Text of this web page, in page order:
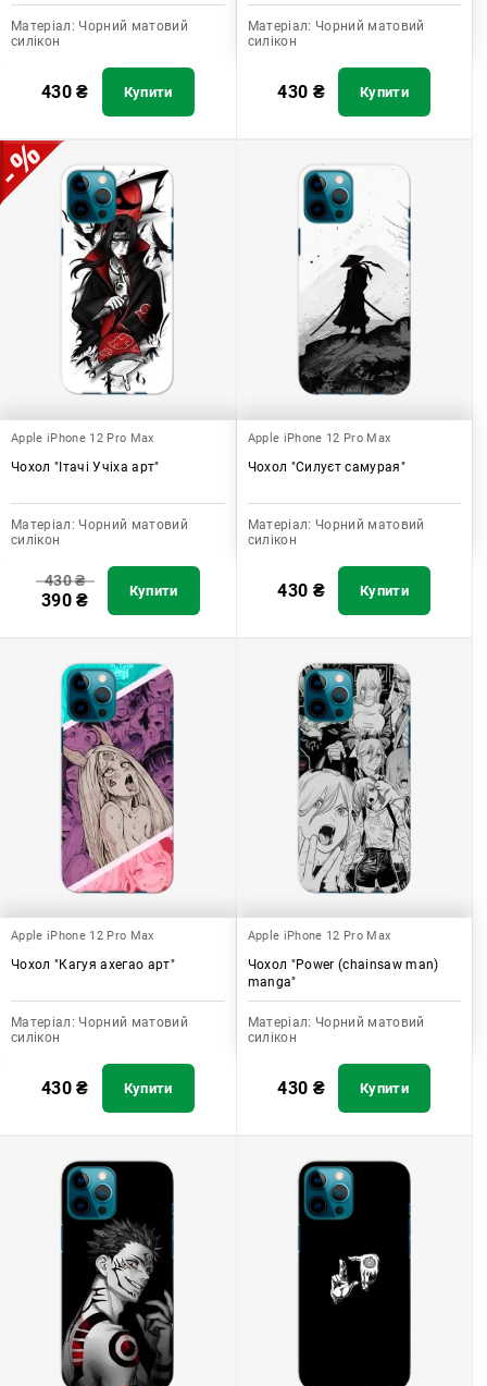
Матеріал: Чорний матовий
силікон
430₴ Купити
Матеріал: Чорний матовий
силікон
430 ₴ Купити
Apple iPhone 12 Pro Max
Чохол "Ітачі Учіха арт"
Матеріал: Чорний матовий
силікон
430₴
390₴ Купити
Apple iPhone 12 Pro Max
Чохол "Силуєт самурая"
Матеріал: Чорний матовий
силікон
430 ₴ Купити
Apple iPhone 12 Pro Max
Чохол "Кагуя ахегао арт"
Матеріал: Чорний матовий
силікон
430₴ Купити
Apple iPhone 12 Pro Max
Чохол "Power (chainsaw man)
manga"
Матеріал: Чорний матовий
силікон
430 ₴ Купити